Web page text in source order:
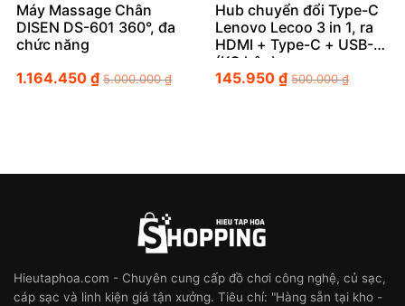
Máy Massage Chân
DISEN DS-601 360°, đa
chức năng
1.164.450 ₫ 5.000.000₫
Hub chuyển đổi Type-C
Lenovo Lecoo 3 in 1, ra
HDMI + Type-C + USB-A
(KO hộp)
145.950₫ 500.000₫
Hieutaphoa.com - Chuyên cung cấp đồ chơi công nghệ, củ sạc,
cáp sạc và linh kiện giá tận xưởng. Tiêu chí: "Hàng sẵn tại kho -